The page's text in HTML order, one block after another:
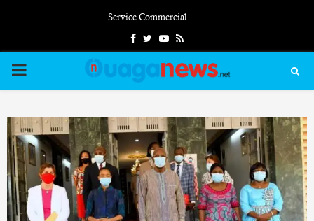
Service Commercial
FacebookTwitterYoutube
Rss
PRIMARY